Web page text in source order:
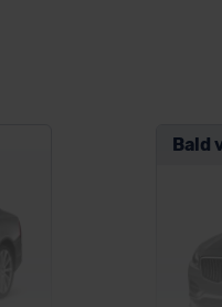
Bald